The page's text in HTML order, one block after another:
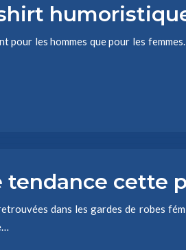
pour les hommes que pour les
cette
dans les gardes de robes